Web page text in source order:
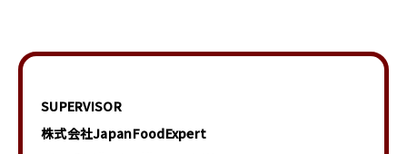
SUPERVISOR
株式会社JapanFoodExpert